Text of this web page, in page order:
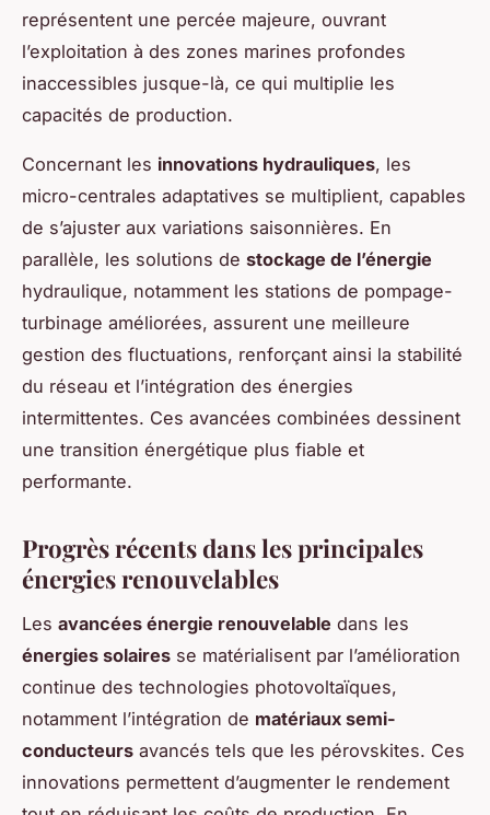
représentent une percée majeure, ouvrant
l’exploitation à des zones marines profondes
inaccessibles jusque-là, ce qui multiplie les
capacités de production.
Concernant les innovations hydrauliques, les
micro-centrales adaptatives se multiplient, capables
de s’ajuster aux variations saisonnières. En
parallèle, les solutions de stockage de l’énergie
hydraulique, notamment les stations de pompage-
turbinage améliorées, assurent une meilleure
gestion des fluctuations, renforçant ainsi la stabilité
du réseau et l’intégration des énergies
intermittentes. Ces avancées combinées dessinent
une transition énergétique plus fiable et
performante.
Progrès récents dans les principales
énergies renouvelables
Les avancées énergie renouvelable dans les
énergies solaires se matérialisent par l’amélioration
continue des technologies photovoltaïques,
notamment l’intégration de matériaux semi-
conducteurs avancés tels que les pérovskites. Ces
innovations permettent d’augmenter le rendement